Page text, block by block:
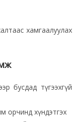
хамгаалуулах
бусдад түгээхгүй
орчинд хүндэтгэх